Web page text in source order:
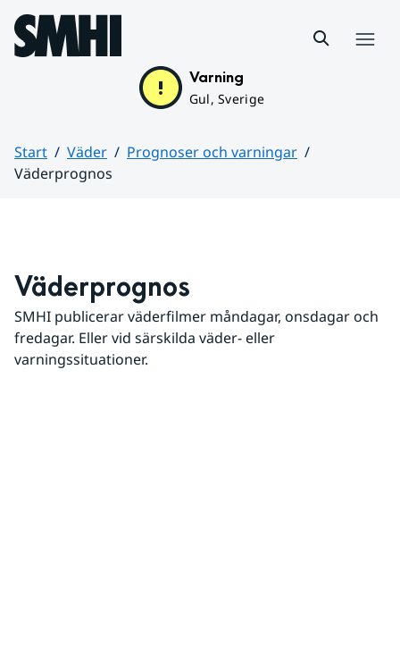
Hoppa till sidans innehåll
Varning
Gul, Sverige
Start Väder
Prognoser och varningar
Väderprognos
Väderprognos
SMHI publicerar väderfilmer måndagar, onsdagar och
fredagar. Eller vid särskilda väder- eller
varningssituationer.